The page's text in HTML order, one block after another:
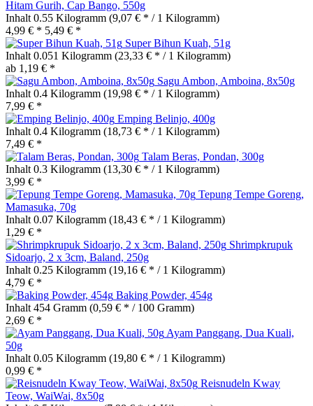
Hitam Gurih, Cap Bango, 550g
Inhalt 0.55 Kilogramm (9,07 € * / 1 Kilogramm)
4,99 € * 5,49 € *
Super Bihun Kuah, 51g
Inhalt 0.051 Kilogramm (23,33 € * / 1 Kilogramm)
ab 1,19 € *
Sagu Ambon, Amboina, 8x50g
Inhalt 0.4 Kilogramm (19,98 € * / 1 Kilogramm)
7,99 € *
Emping Belinjo, 400g
Inhalt 0.4 Kilogramm (18,73 € * / 1 Kilogramm)
7,49 € *
Talam Beras, Pondan, 300g
Inhalt 0.3 Kilogramm (13,30 € * / 1 Kilogramm)
3,99 € *
Tepung Tempe Goreng,
Mamasuka, 70g
Inhalt 0.07 Kilogramm (18,43 € * / 1 Kilogramm)
1,29 € *
Shrimpkrupuk
Sidoarjo, 2 x 3cm, Baland, 250g
Inhalt 0.25 Kilogramm (19,16 € * / 1 Kilogramm)
4,79 € *
Baking Powder, 454g
Inhalt 454 Gramm (0,59 € * / 100 Gramm)
2,69 € *
Ayam Panggang, Dua Kuali,
50g
Inhalt 0.05 Kilogramm (19,80 € * / 1 Kilogramm)
0,99 € *
Reisnudeln Kway
Teow, WaiWai, 8x50g